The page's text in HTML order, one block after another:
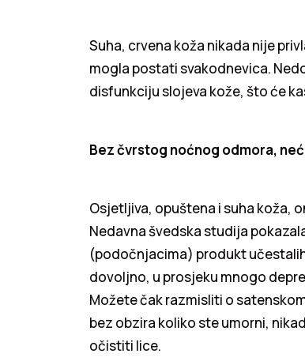
Suha, crvena koža nikada nije
mogla postati svakodnevica.
disfunkciju slojeva kože, što će
Bez čvrstog noćnog odmora,
Osjetljiva, opuštena i suha koža,
Nedavna švedska studija
(podočnjacima) produkt
dovoljno, u prosjeku mnogo
Možete čak razmisliti o
bez obzira koliko ste umorni,
očistiti lice.